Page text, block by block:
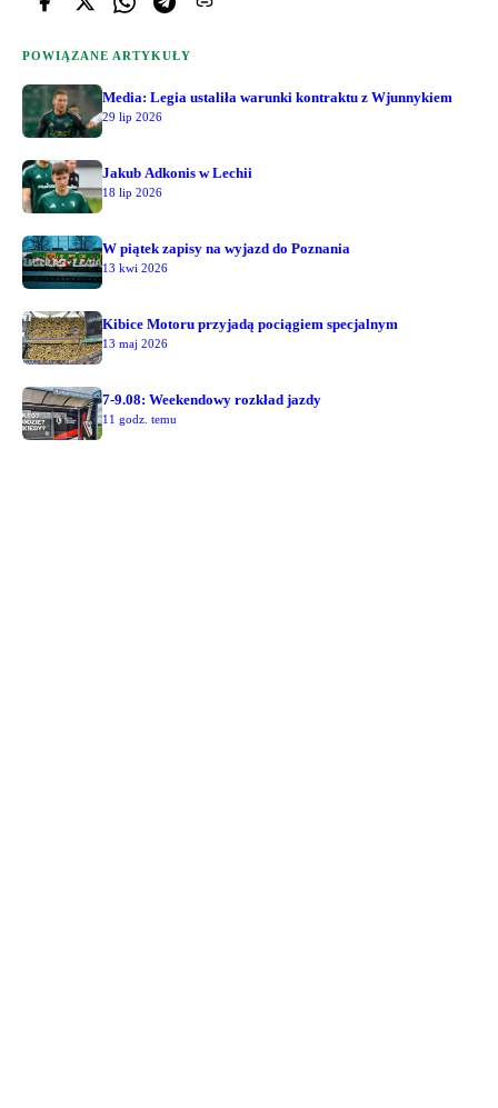
POWIĄZANE ARTYKUŁY
Media: Legia ustaliła warunki kontraktu z Wjunnykiem
29 lip 2026
Jakub Adkonis w Lechii
18 lip 2026
W piątek zapisy na wyjazd do Poznania
13 kwi 2026
Kibice Motoru przyjadą pociągiem specjalnym
13 maj 2026
7-9.08: Weekendowy rozkład jazdy
11 godz. temu